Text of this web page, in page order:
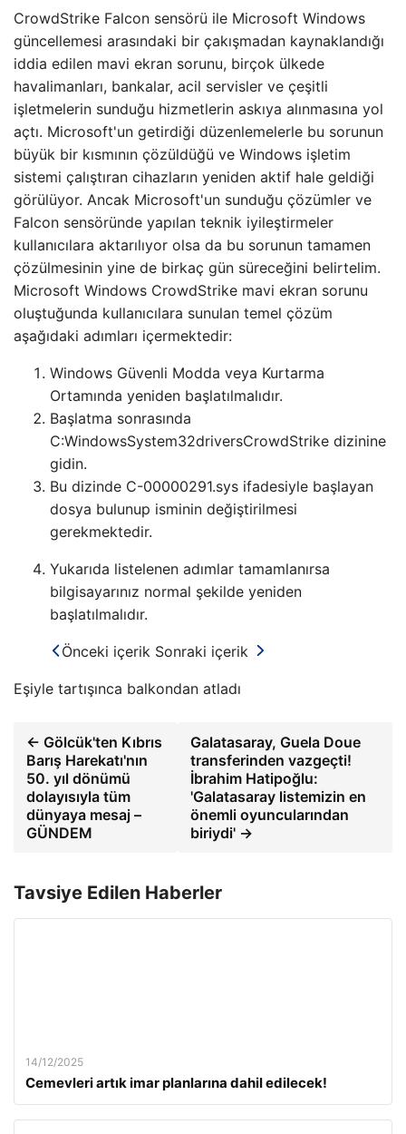
CrowdStrike Falcon sensörü ile Microsoft Windows
güncellemesi arasındaki bir çakışmadan kaynaklandığı
iddia edilen mavi ekran sorunu, birçok ülkede
havalimanları, bankalar, acil servisler ve çeşitli
işletmelerin sunduğu hizmetlerin askıya alınmasına yol
açtı. Microsoft'un getirdiği düzenlemelerle bu sorunun
büyük bir kısmının çözüldüğü ve Windows işletim
sistemi çalıştıran cihazların yeniden aktif hale geldiği
görülüyor. Ancak Microsoft'un sunduğu çözümler ve
Falcon sensöründe yapılan teknik iyileştirmeler
kullanıcılara aktarılıyor olsa da bu sorunun tamamen
çözülmesinin yine de birkaç gün süreceğini belirtelim.
Microsoft Windows CrowdStrike mavi ekran sorunu
oluştuğunda kullanıcılara sunulan temel çözüm
aşağıdaki adımları içermektedir:
Windows Güvenli Modda veya Kurtarma
Ortamında yeniden başlatılmalıdır.
Başlatma sonrasında
C:WindowsSystem32driversCrowdStrike dizinine
gidin.
Bu dizinde C-00000291.sys ifadesiyle başlayan
dosya bulunup isminin değiştirilmesi
gerekmektedir.
Yukarıda listelenen adımlar tamamlanırsa
bilgisayarınız normal şekilde yeniden
başlatılmalıdır.
Önceki içerik Sonraki içerik
Eşiyle tartışınca balkondan atladı
← Gölcük'ten Kıbrıs
Barış Harekatı'nın
50. yıl dönümü
dolayısıyla tüm
dünyaya mesaj –
GÜNDEM
Galatasaray, Guela Doue
transferinden vazgeçti!
İbrahim Hatipoğlu:
'Galatasaray listemizin en
önemli oyuncularından
biriydi' →
Tavsiye Edilen Haberler
14/12/2025
Cemevleri artık imar planlarına dahil edilecek!